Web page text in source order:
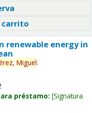
renewable energy in
Miguel.
préstamo: Signatura